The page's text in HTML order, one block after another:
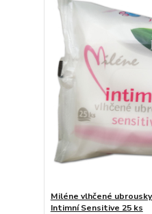
Miléne vlhčené
Intimní Sensitive 25 ks